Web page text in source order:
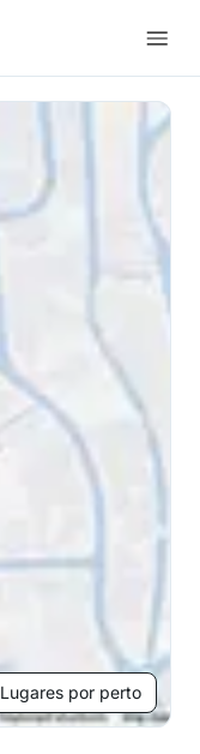
Lugares por perto